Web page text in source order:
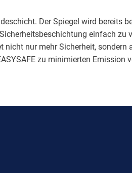
Der Spiegel wird bereits
einfach zu
nicht nur mehr Sicherheit,
zu minimierten Emission